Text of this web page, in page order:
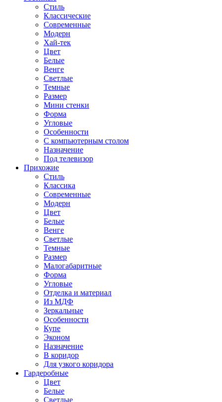
Стиль
Классические
Современные
Модерн
Хай-тек
Цвет
Белые
Венге
Светлые
Темные
Размер
Мини стенки
Форма
Угловые
Особенности
С компьютерным столом
Назначение
Под телевизор
Прихожие
Стиль
Классика
Современные
Модерн
Цвет
Белые
Венге
Светлые
Темные
Размер
Малогабаритные
Форма
Угловые
Отделка и материал
Из МДФ
Зеркальные
Особенности
Купе
Эконом
Назначение
В коридор
Для узкого коридора
Гардеробные
Цвет
Белые
Светлые